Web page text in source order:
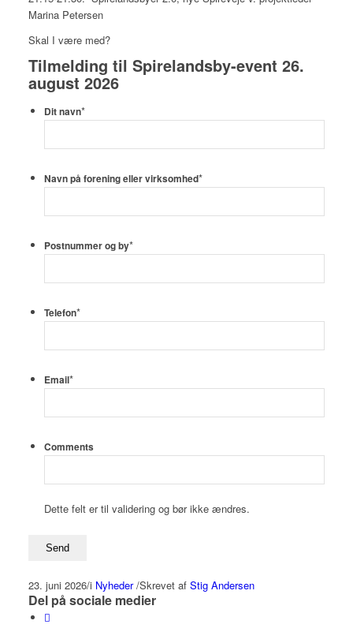
Marina Petersen
Skal I være med?
Tilmelding til Spirelandsby-event 26.
august 2026
Dit navn*
Navn på forening eller virksomhed*
Postnummer og by*
Telefon*
Email*
Comments
Dette felt er til validering og bør ikke ændres.
23. juni 2026/i Nyheder /Skrevet af Stig Andersen
Del på sociale medier